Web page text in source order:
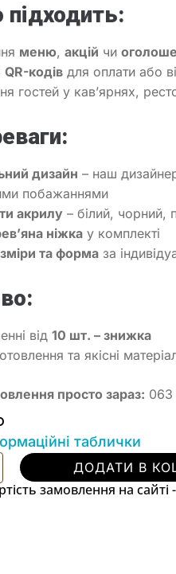
меню, акцій чи
QR-кодів для оплати або
гостей у кав’ярнях,
дизайн – наш
побажаннями
акрилу – білий, чорний,
ніжка у комплекті
та форма за
від 10 шт. – знижка
та якісні
просто зараз:
таблички
ДОДАТИ В
замовлення на сайті